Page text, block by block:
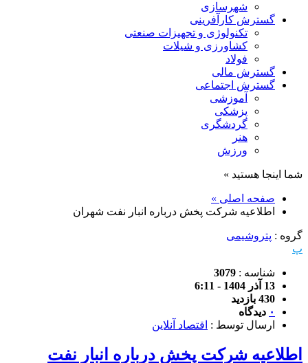
شهرسازی
گسترش کارآفرینی
تکنولوژی و تجهیزات صنعتی
کشاورزی و شیلات
فولاد
گسترش مالی
گسترش اجتماعی
آموزشی
پزشکی
گردشگری
هنر
ورزش
شما اینجا هستید »
صفحه اصلی »
اطلاعیه شرکت پخش درباره انبار نفت شهران
گروه : پتروشیمی
پ
شناسه : 3079
13 آذر 1404 - 6:11
430 بازدید
۰ دیدگاه
ارسال توسط : اقتصاد آنلاین
اطلاعیه شرکت پخش درباره انبار نفت